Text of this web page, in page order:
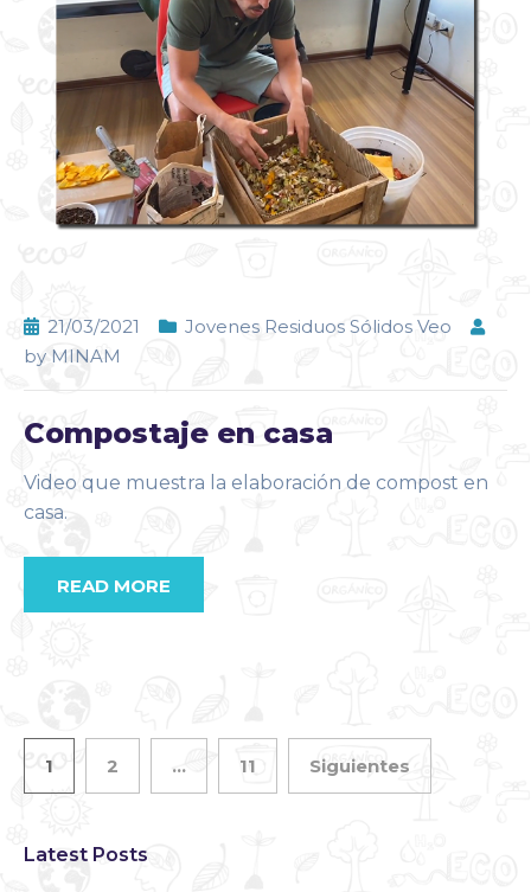
21/03/2021
Jovenes Residuos Sólidos Veo
by MINAM
Compostaje en casa
Video que muestra la elaboración de compost en
casa.
READ MORE
1 2 … 11 Siguientes
Latest Posts